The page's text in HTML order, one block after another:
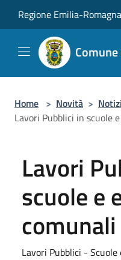
Regione Emilia-Romagna
Home > Novità >
Lavori Pubblici in scuole
Lavori
scuole e
comunali
Lavori Pubblici -